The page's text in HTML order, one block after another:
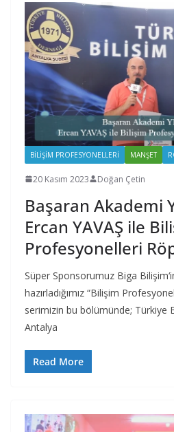
BILIŞIM PROFESYONELLERI MANŞET
20 Kasım 2023 Doğan Çetin
Başaran Akademi
Ercan YAVAŞ ile
Profesyonelleri
Süper Sponsorumuz Biga
hazırladığımız “Bilişim
serimizin bu bölümünde; Türkiye
Antalya
Read More